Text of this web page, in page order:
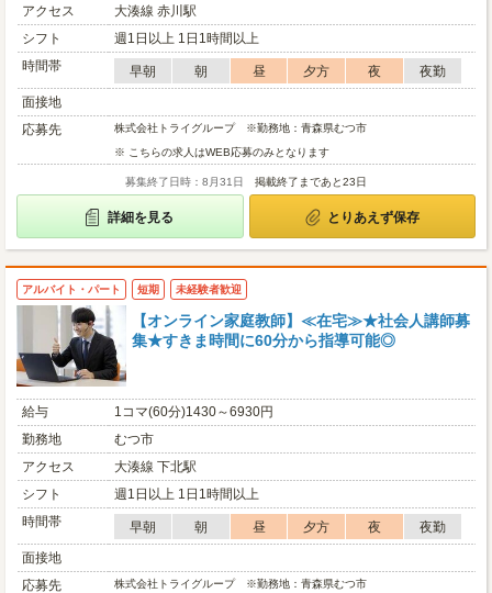
アクセス
大湊線 赤川駅
シフト
週1日以上 1日1時間以上
時間帯
早朝 朝 昼 夕方 夜
夜勤
面接地
応募先
株式会社トライグループ ※勤務地：青森県むつ市
※ こちらの求人はWEB応募のみとなります
募集終了日時：8月31日 掲載終了まであと23日
詳細を見る とりあえず保存
アルバイト・パート 短期 未経験者歓迎
【オンライン家庭教師】≪在宅≫★社会人講師募
集★すきま時間に60分から指導可能◎
給与
1コマ(60分)1430～6930円
勤務地
むつ市
アクセス
大湊線 下北駅
シフト
週1日以上 1日1時間以上
時間帯
早朝 朝 昼 夕方 夜
夜勤
面接地
応募先
株式会社トライグループ ※勤務地：青森県むつ市